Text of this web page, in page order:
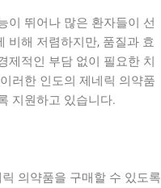
이 뛰어나 많은 환자들이 선
비해 저렴하지만, 품질과 효
제적인 부담 없이 필요한 치
러한 인도의 제네릭 의약품
지원하고 있습니다.
의약품을 구매할 수 있도록